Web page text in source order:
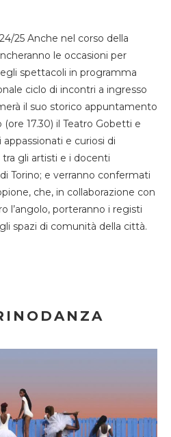
25 Anche nel corso della
le occasioni per
spettacoli in programma
ciclo di incontri a ingresso
il suo storico appuntamento
17.30) il Teatro Gobetti e
e curiosi di
gli artisti e i docenti
Torino; e verranno confermati
che, in collaborazione con
l’angolo, porteranno i registi
spazi di comunità della città.